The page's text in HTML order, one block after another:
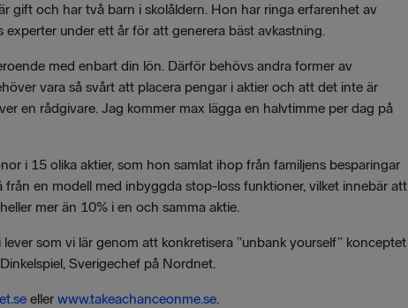
gift och har två barn i skolåldern. Hon har ringa erfarenhet av
under ett år för att generera bäst avkastning.
med enbart din lön. Därför behövs andra former av
vara så svårt att placera pengar i aktier och att det inte är
en rådgivare. Jag kommer max lägga en halvtimme per dag på
i 15 olika aktier, som hon samlat ihop från familjens besparingar
en modell med inbyggda stop-loss funktioner, vilket innebär att
mer än 10% i en och samma aktie.
som vi lär genom att konkretisera ”unbank yourself” konceptet
Sverigechef på Nordnet.
eller www.takeachanceonme.se.